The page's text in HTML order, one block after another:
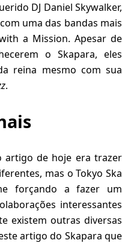
DJ Daniel Skywalker,
uma das bandas mais
a Mission. Apesar de
o Skapara, eles
reina mesmo com sua
.
artigo de hoje era trazer
mas o Tokyo Ska
forçando a fazer um
interessantes
existem outras diversas
artigo do Skapara que